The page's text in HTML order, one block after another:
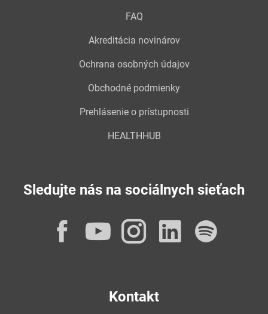
FAQ
Akreditácia novinárov
Ochrana osobných údajov
Obchodné podmienky
Prehlásenie o prístupnosti
HEALTHHUB
Sledujte nás na sociálnych sieťach
Facebook
YouTube
Instagram
Kontakt